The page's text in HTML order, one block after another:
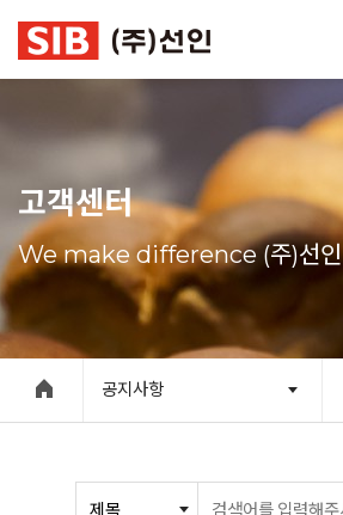
고객센터
We make difference (주)선인
공지사항